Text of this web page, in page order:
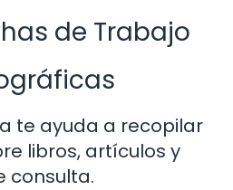
de Trabajo
te ayuda a recopilar
libros, artículos y
consulta.